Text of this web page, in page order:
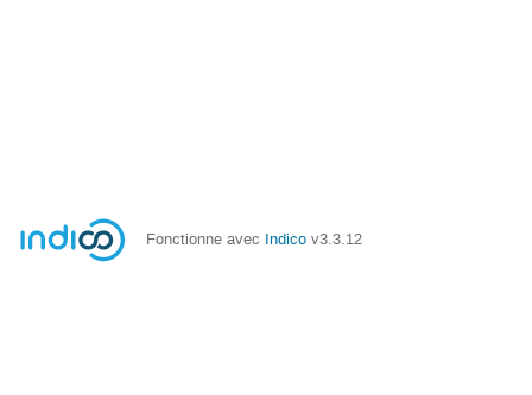
Fonctionne avec Indico v3.3.12